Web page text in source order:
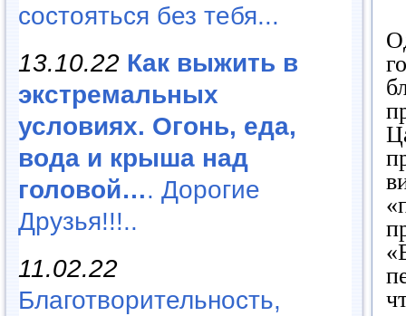
состояться без тебя...
13.10.22 Как выжить в
экстремальных
условиях. Огонь, еда,
вода и крыша над
головой…. Дорогие
Друзья!!!..
11.02.22
Благотворительность,